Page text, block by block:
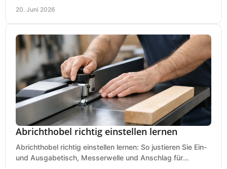
20. Juni 2026
Abrichthobel richtig einstellen lernen
Abrichthobel richtig einstellen lernen: So justieren Sie Ein-
und Ausgabetisch, Messerwelle und Anschlag für